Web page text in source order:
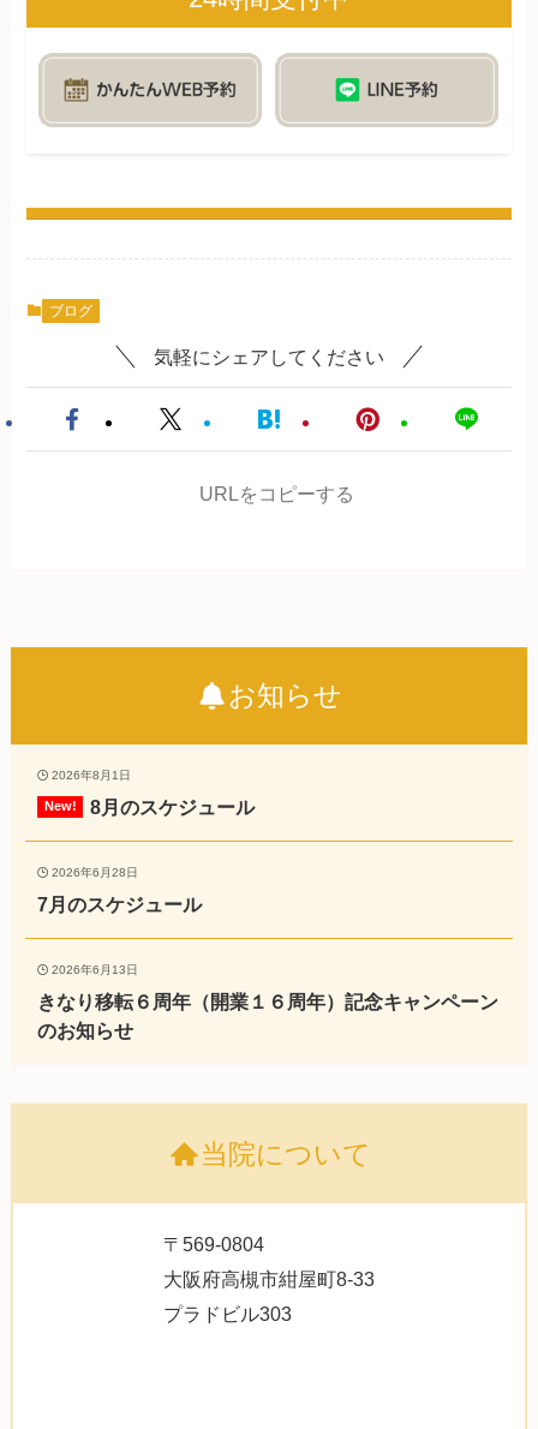
ブログ
気軽にシェアしてください
URLをコピーする
お知らせ
2026年8月1日
8月のスケジュール
2026年6月28日
7月のスケジュール
2026年6月13日
きなり移転６周年（開業１６周年）記念キャンペーン
のお知らせ
当院について
〒569-0804
大阪府高槻市紺屋町8-33
プラドビル303